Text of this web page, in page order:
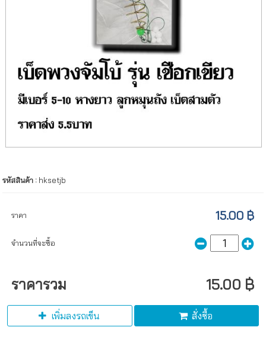
รหัสสินค้า : hksetjb
ราคา 15.00 ฿
จำนวนที่จะซื้อ
ราคารวม 15.00 ฿
เพิ่มลงรถเข็น สั่งซื้อ